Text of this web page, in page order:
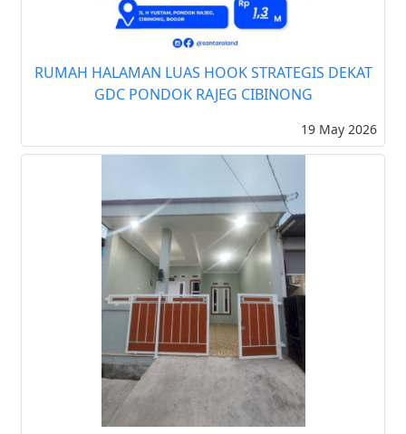
RUMAH HALAMAN LUAS HOOK STRATEGIS DEKAT
GDC PONDOK RAJEG CIBINONG
19 May 2026